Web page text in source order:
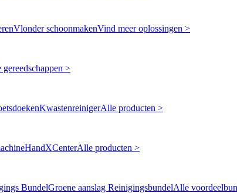
Vlonder schoonmakenVind meer oplossingen >
gereedschappen >
KwastenreinigerAlle producten >
HandXCenterAlle producten >
BundelGroene aanslag ReinigingsbundelAlle